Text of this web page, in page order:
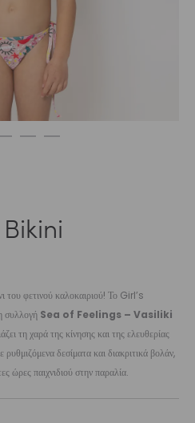
του φετινού καλοκαιριού! Το Girl’s
συλλογή Sea of Feelings – Vasiliki
τη χαρά της κίνησης και της ελευθερίας
δεσίματα και διακριτικά βολάν,
ώρες παιχνιδιού στην παραλία.